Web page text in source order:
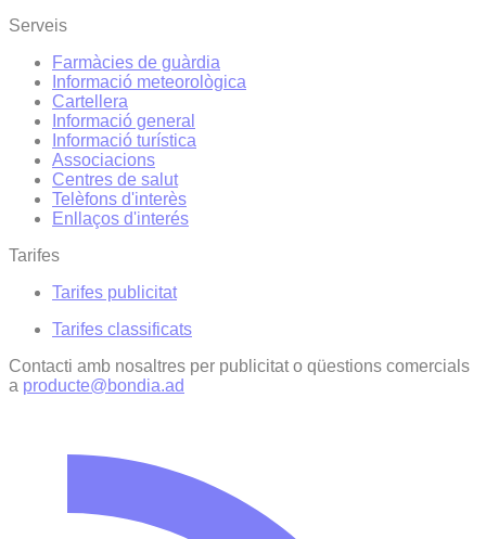
Serveis
Farmàcies de guàrdia
Informació meteorològica
Cartellera
Informació general
Informació turística
Associacions
Centres de salut
Telèfons d'interès
Enllaços d'interés
Tarifes
Tarifes publicitat
Tarifes classificats
Contacti amb nosaltres per publicitat o qüestions comercials
a producte@bondia.ad